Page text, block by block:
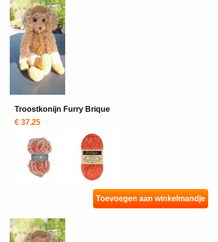
Troostkonijn Furry Brique
€ 37,25
Toevoegen aan winkelmandje